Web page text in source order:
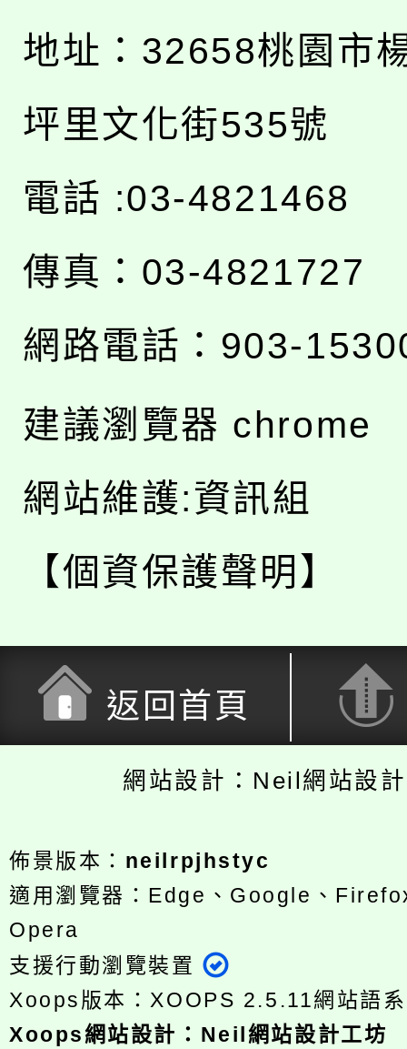
地址： 32658桃園市
坪里文化街535號
電話 :03-4821468
傳真：03-4821727
網路電話：903-
建議瀏覽器 chrome
網站維護:資訊組
【個資保護聲明】
返回首頁
網站設計：Neil網站設
佈景版本： neilrpjhstyc
適用瀏覽器：Edge、Google、
Opera
支援行動瀏覽裝置
Xoops版本： XOOPS 2.5.11網站語
Xoops網站設計 ： Neil網站設計工坊